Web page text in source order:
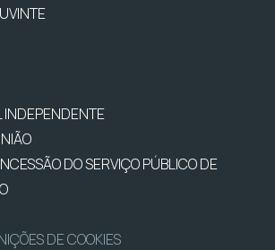
INDEPENDENTE
DO SERVIÇO PÚBLICO DE
DE COOKIES